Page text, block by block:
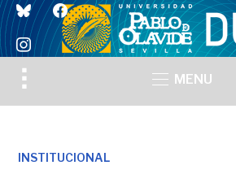
blueskyfacebook
instagram
Toggle
sidebar
MENU
INSTITUCIONAL